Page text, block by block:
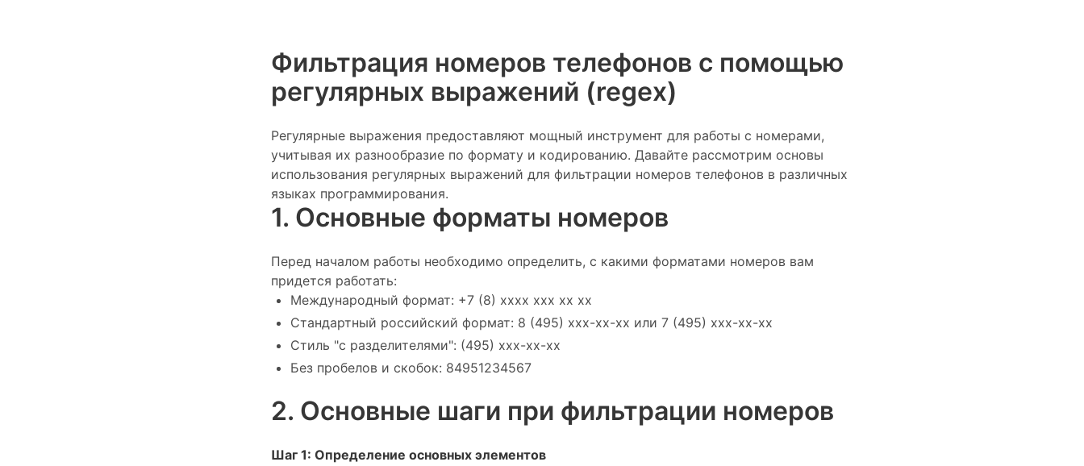
Фильтрация номеров телефонов с помощью
регулярных выражений (regex)
Регулярные выражения предоставляют мощный инструмент для работы с номерами,
учитывая их разнообразие по формату и кодированию. Давайте рассмотрим основы
использования регулярных выражений для фильтрации номеров телефонов в различных
языках программирования.
1. Основные форматы номеров
Перед началом работы необходимо определить, с какими форматами номеров вам
придется работать:
Международный формат: +7 (8) xxxx xxx xx xx
Стандартный российский формат: 8 (495) xxx-xx-xx или 7 (495) xxx-xx-xx
Стиль "с разделителями": (495) xxx-xx-xx
Без пробелов и скобок: 84951234567
2. Основные шаги при фильтрации номеров
Шаг 1: Определение основных элементов